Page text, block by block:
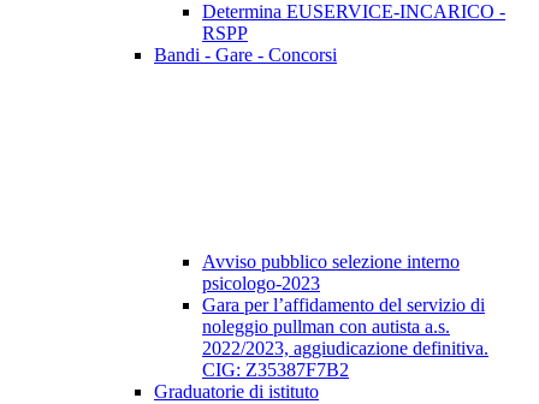
Determina EUSERVICE-INCARICO -
RSPP
Bandi - Gare - Concorsi
Avviso pubblico selezione interno
psicologo-2023
Gara per l’affidamento del servizio di
noleggio pullman con autista a.s.
2022/2023, aggiudicazione definitiva.
CIG: Z35387F7B2
Graduatorie di istituto